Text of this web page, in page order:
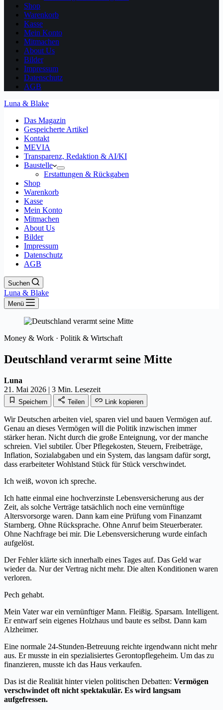
Shop
Warenkorb
Kasse
Mein Konto
Mitmachen
About Us
Bilder
Impressum
Datenschutz
AGB
Luna & Blake
Das Magazin
Gespeicherte Artikel
Kontakt
MEVIA
Transparenz, Redaktion & AI/KI
Baustelle
Erstattungen & Rückgaben
Shop
Warenkorb
Kasse
Mein Konto
Mitmachen
About Us
Bilder
Impressum
Datenschutz
AGB
Suchen
Luna & Blake
Menü
Money & Work · Politik & Wirtschaft
Deutschland verarmt seine Mitte
Luna
21. Mai 2026 | 3 Min. Lesezeit
Speichern Teilen Link kopieren
Wir Deutschen arbeiten viel, sparen viel und bauen Vermögen auf.
Genau an dieses Vermögen will die Politik inzwischen immer
stärker heran. Nicht durch die große Enteignung, vor der manche
schreien. Viel subtiler. Über Pflegekosten, Steuern, Freibeträge,
Inflation, Sozialabgaben und ein System, das langsam dafür sorgt,
dass erarbeiteter Wohlstand Stück für Stück verschwindet.
Ich weiß, wovon ich spreche.
Ich hatte einmal eine hochverzinste Lebensversicherung aus der
Zeit, als solche Verträge tatsächlich noch eine vernünftige
Altersvorsorge waren. Dann kam eine Prüfung vom Finanzamt
Starnberg. Ohne Rücksprache. Ohne Anruf beim Steuerberater.
Ohne Nachfrage bei mir. Die Lebensversicherung wurde einfach
aufgelöst.
Der Fehler klärte sich innerhalb eines Tages auf. Das Geld war
wieder da. Nur der Vertrag nicht mehr. Die alten Konditionen waren
verloren.
Pech gehabt.
Mein Vater war ein vernünftiger Mann. Fleißig. Sparsam. Intelligent.
Er entwarf sein eigenes Holzhaus und baute es selbst. Dann kam
Alzheimer.
Eine normale 24-Stunden-Betreuung reichte irgendwann nicht mehr
aus. Er musste in ein spezialisiertes Gerontopflegeheim. Um das zu
finanzieren, musste ich das Haus verkaufen.
Das ist die Realität hinter vielen politischen Debatten: Vermögen
verschwindet oft nicht spektakulär. Es wird langsam
aufgefressen.